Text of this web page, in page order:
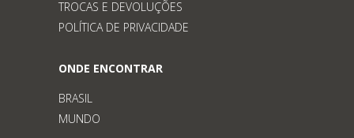
TROCAS E DEVOLUÇÕES
POLÍTICA DE PRIVACIDADE
ONDE ENCONTRAR
BRASIL
MUNDO